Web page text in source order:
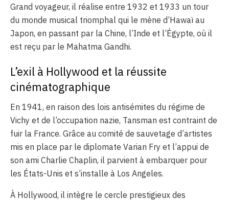
Grand voyageur, il réalise entre 1932 et 1933 un tour
du monde musical triomphal qui le mène d’Hawaï au
Japon, en passant par la Chine, l’Inde et l’Égypte, où il
est reçu par le Mahatma Gandhi.
L’exil à Hollywood et la réussite
cinématographique
En 1941, en raison des lois antisémites du régime de
Vichy et de l’occupation nazie, Tansman est contraint de
fuir la France. Grâce au comité de sauvetage d’artistes
mis en place par le diplomate Varian Fry et l’appui de
son ami Charlie Chaplin, il parvient à embarquer pour
les États-Unis et s’installe à Los Angeles.
À Hollywood, il intègre le cercle prestigieux des